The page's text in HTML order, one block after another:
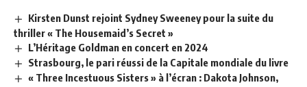
Kirsten Dunst rejoint Sydney Sweeney pour la suite du
thriller « The Housemaid’s Secret »
L’Héritage Goldman en concert en 2024
Strasbourg, le pari réussi de la Capitale mondiale du livre
« Three Incestuous Sisters » à l’écran : Dakota Johnson,